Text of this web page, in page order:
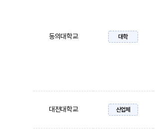
동의대학교 대학
대전대학교 산업체